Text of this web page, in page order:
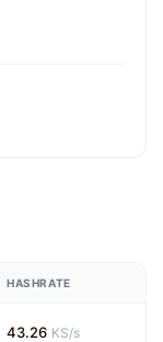
HASHRATE
43.26 KS/s